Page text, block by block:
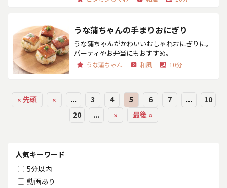
うな蒲ちゃんの手まりおにぎり
うな蒲ちゃんがかわいいおしゃれおにぎりに。
パーティやお弁当にもおすすめ。
うな蒲ちゃん 和風 10分
« 先頭 « ... 3 4 5 6 7 ...
10
20
... » 最後 »
人気キーワード
5分以内
動画あり